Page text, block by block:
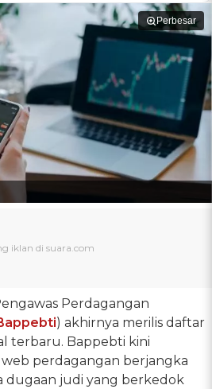
Perbesar
Perdagangan
) akhirnya merilis daftar
terbaru. Bappebti kini
web perdagangan berjangka
dugaan judi yang berkedok